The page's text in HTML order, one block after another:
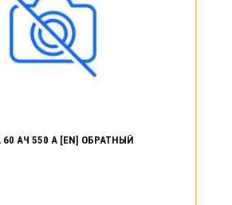
60 АЧ 550 А [EN] ОБРАТНЫЙ